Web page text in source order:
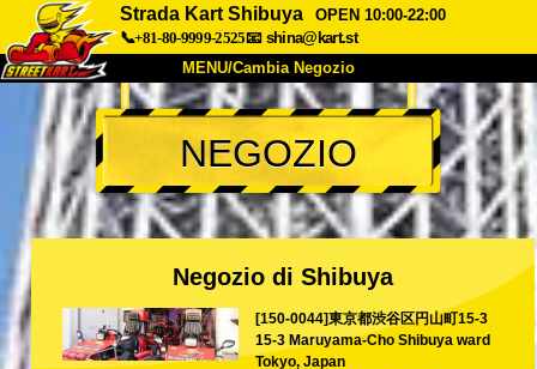
Strada Kart Shibuya
OPEN 10:00-22:00
📞+81-80-9999-2525📧 shina@kart.st
MENU/Cambia Negozio
INIZIO
Chi Siamo Specifiche Prezzo
Accesso Recensioni FAQ
Azienda Prenotazioni
Cambia Negozio
Tokyo Shinagawa Tokyo Akihabara#1
Tokyo Akihabara#2
NEGOZIO
Negozio di Shibuya
[150-0044]東京都渋谷区円山町15-3
15-3 Maruyama-Cho Shibuya ward
Tokyo, Japan